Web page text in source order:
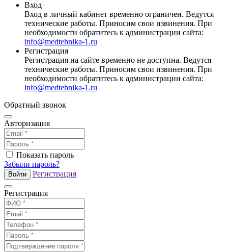
Вход
Вход в личный кабинет временно ограничен. Ведутся
технические работы. Приносим свои извинения. При
необходимости обратитесь к администрации сайта:
info@medtehnika-1.ru
Регистрация
Регистрация на сайте временно не доступна. Ведутся
технические работы. Приносим свои извинения. При
необходимости обратитесь к администрации сайта:
info@medtehnika-1.ru
Обратный звонок
Авторизация
Показать пароль
Забыли пароль?
Войти Регистрация
Регистрация